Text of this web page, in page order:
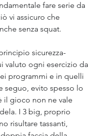
fare serie da
vi assicuro che
senza squat.
sicurezza-
valuto ogni esercizio da
programmi e in quelli
seguo, evito spesso lo
il gioco non ne vale
I 3 big, proprio
risultare tassanti,